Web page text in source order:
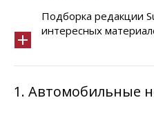
Подборка редакции
интересных
1. Автомобильные